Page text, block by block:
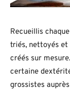
Recueillis
triés, nettoyés et
créés sur
certaine
grossistes